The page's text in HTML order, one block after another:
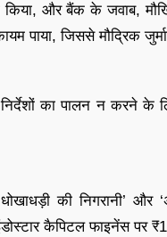
और बैंक के जवाब,
पाया, जिससे मौद्रिक
का पालन न करने के
की निगरानी’
कैपिटल फाइनेंस पर